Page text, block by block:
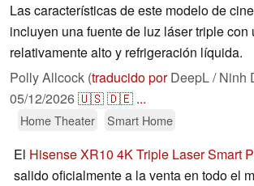
Las características de este modelo de
incluyen una fuente de luz láser triple
relativamente alto y refrigeración líquida.
Polly Allcock (traducido porDeepL / Ninh
05/12/2026🇺🇸🇩🇪 ...
Home Theater Smart Home
El Hisense XR10 4K Triple Laser Smart
salido oficialmente a la venta en todo el